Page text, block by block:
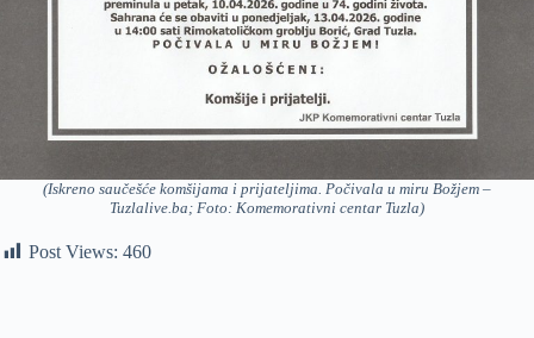
(Iskreno saučešće komšijama i prijateljima. Počivala u miru Božjem –
Tuzlalive.ba; Foto: Komemorativni centar Tuzla)
Post Views: 460